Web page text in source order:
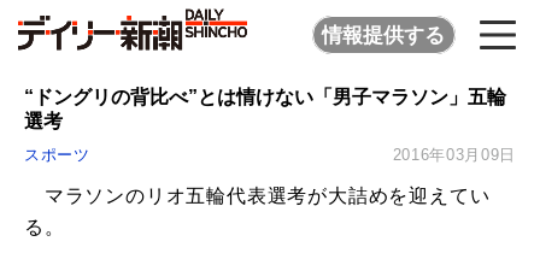
情報提供する
“ドングリの背比べ”とは情けない「男子マラソン」五輪
選考
スポーツ 2016年03月09日
マラソンのリオ五輪代表選考が大詰めを迎えてい
る。